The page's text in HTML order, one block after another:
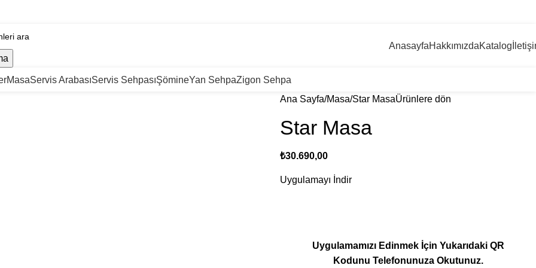
AnasayfaHakkımızdaKatalog
MasaServis ArabasıServis SehpasıŞömineYan SehpaZigon Sehpa
Ana Sayfa Masa Star MasaÜrünlere dön
Star Masa
₺30.690,00
Uygulamayı İndir
Uygulamamızı Edinmek İçin Yukarıdaki QR
Kodunu Telefonunuza Okutunuz.